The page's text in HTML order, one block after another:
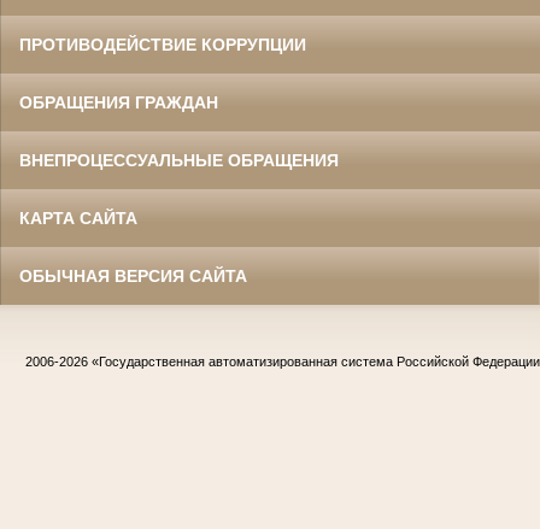
ПРОТИВОДЕЙСТВИЕ КОРРУПЦИИ
ОБРАЩЕНИЯ ГРАЖДАН
ВНЕПРОЦЕССУАЛЬНЫЕ ОБРАЩЕНИЯ
КАРТА САЙТА
ОБЫЧНАЯ ВЕРСИЯ САЙТА
2006-2026 «Государственная автоматизированная система Российской